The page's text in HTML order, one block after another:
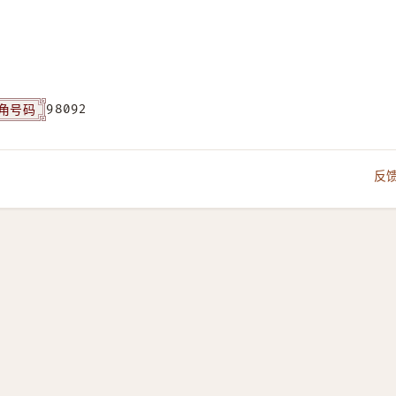
号码 98092
反